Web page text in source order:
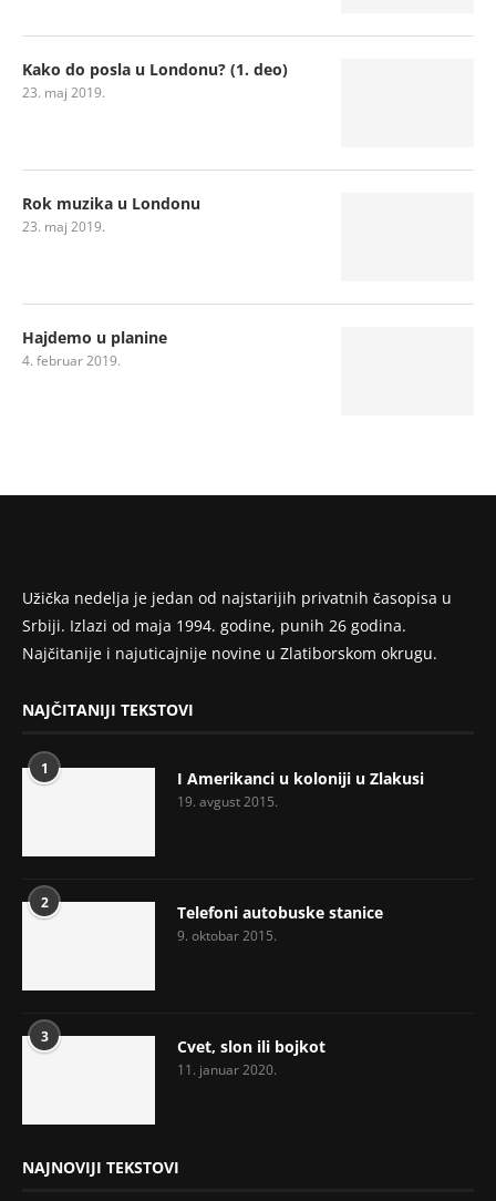
Kako do posla u Londonu? (1. deo)
23. maj 2019.
Rok muzika u Londonu
23. maj 2019.
Hajdemo u planine
4. februar 2019.
Užička nedelja je jedan od najstarijih privatnih časopisa u
Srbiji. Izlazi od maja 1994. godine, punih 26 godina.
Najčitanije i najuticajnije novine u Zlatiborskom okrugu.
NAJČITANIJI TEKSTOVI
1 I Amerikanci u koloniji u Zlakusi
19. avgust 2015.
2 Telefoni autobuske stanice
9. oktobar 2015.
3 Cvet, slon ili bojkot
11. januar 2020.
NAJNOVIJI TEKSTOVI